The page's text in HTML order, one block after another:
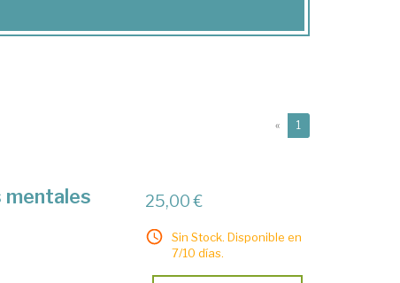
« 1
mentales 25,00 €
Sin Stock. Disponible en
7/10 días.